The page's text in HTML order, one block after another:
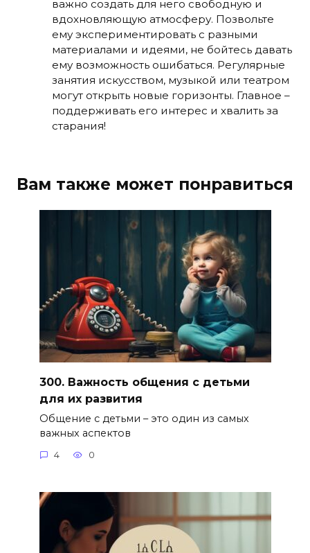
важно создать для него свободную и
вдохновляющую атмосферу. Позвольте
ему экспериментировать с разными
материалами и идеями, не бойтесь давать
ему возможность ошибаться. Регулярные
занятия искусством, музыкой или театром
могут открыть новые горизонты. Главное –
поддерживать его интерес и хвалить за
старания!
Вам также может понравиться
300. Важность общения с детьми
для их развития
Общение с детьми – это один из самых
важных аспектов
4 0